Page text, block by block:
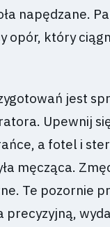
napędzane.
opór, który
jest
Upewnij
a fotel i
męcząca.
Te pozornie
precyzyjną,